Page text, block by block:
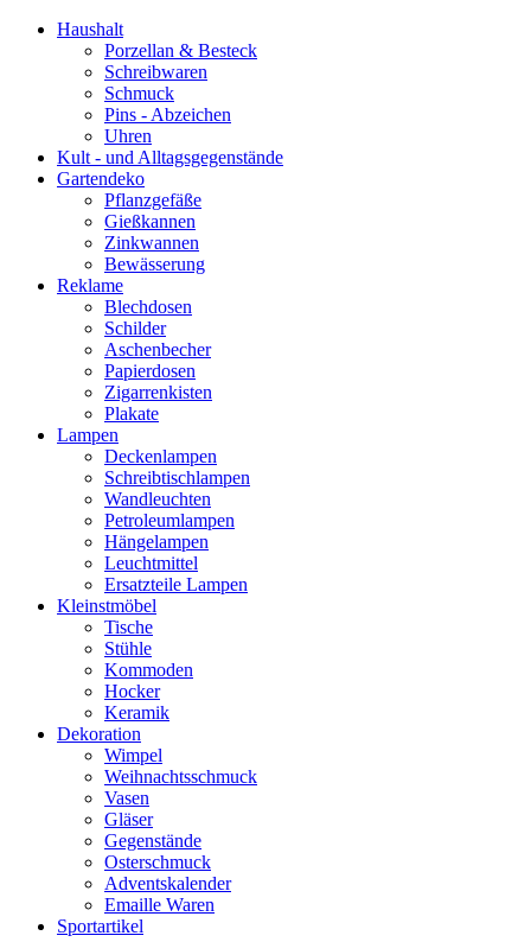
Haushalt
Porzellan & Besteck
Schreibwaren
Schmuck
Pins - Abzeichen
Uhren
Kult - und Alltagsgegenstände
Gartendeko
Pflanzgefäße
Gießkannen
Zinkwannen
Bewässerung
Reklame
Blechdosen
Schilder
Aschenbecher
Papierdosen
Zigarrenkisten
Plakate
Lampen
Deckenlampen
Schreibtischlampen
Wandleuchten
Petroleumlampen
Hängelampen
Leuchtmittel
Ersatzteile Lampen
Kleinstmöbel
Tische
Stühle
Kommoden
Hocker
Keramik
Dekoration
Wimpel
Weihnachtsschmuck
Vasen
Gläser
Gegenstände
Osterschmuck
Adventskalender
Emaille Waren
Sportartikel